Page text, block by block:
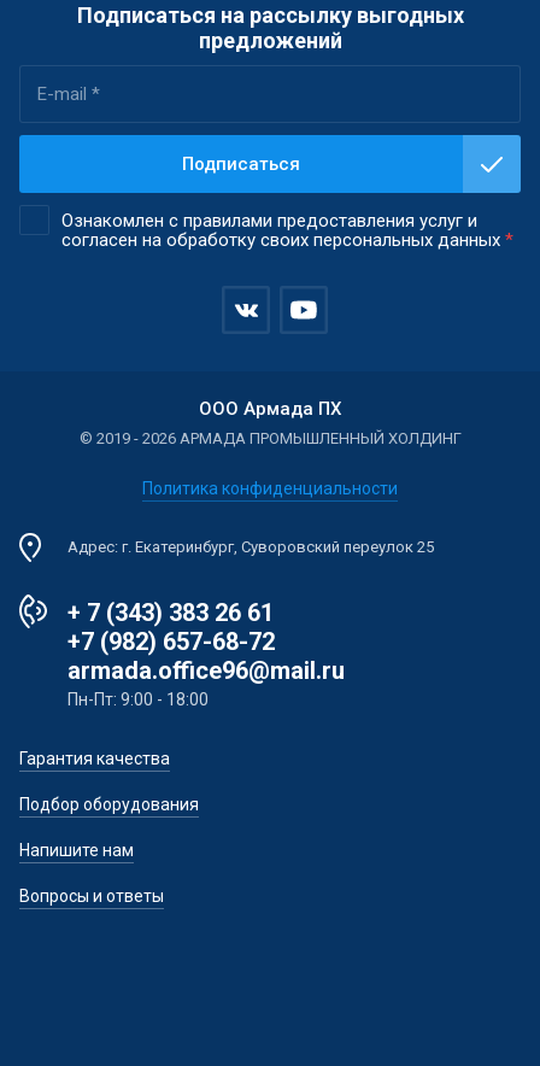
Подписаться на рассылку выгодных
предложений
Ознакомлен с правилами предоставления услуг и
согласен на обработку своих персональных данных *
Подписаться
ООО Армада ПХ
© 2019 - 2026 АРМАДА ПРОМЫШЛЕННЫЙ ХОЛДИНГ
Политика конфиденциальности
Адрес: г. Екатеринбург, Суворовский переулок 25
+ 7 (343) 383 26 61
+7 (982) 657-68-72
armada.office96@mail.ru
Пн-Пт: 9:00 - 18:00
Гарантия качества
Подбор оборудования
Напишите нам
Вопросы и ответы